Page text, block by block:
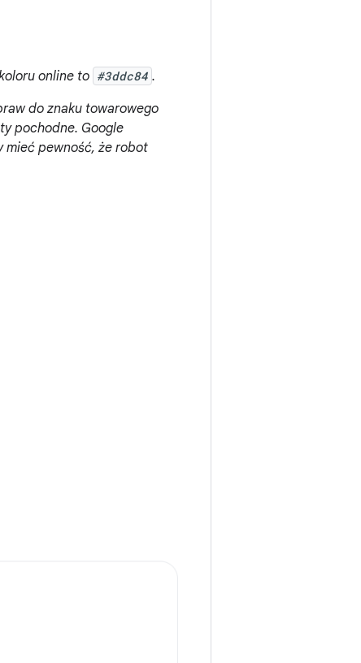
online to #3ddc84 .
do znaku towarowego
pochodne. Google
mieć pewność, że robot